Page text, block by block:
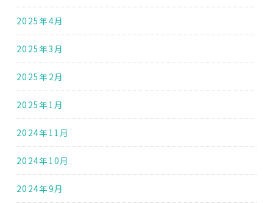
2025年4月
2025年3月
2025年2月
2025年1月
2024年11月
2024年10月
2024年9月